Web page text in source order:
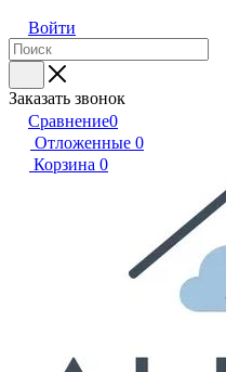
Войти
Заказать звонок
Сравнение0
Отложенные 0
Корзина 0